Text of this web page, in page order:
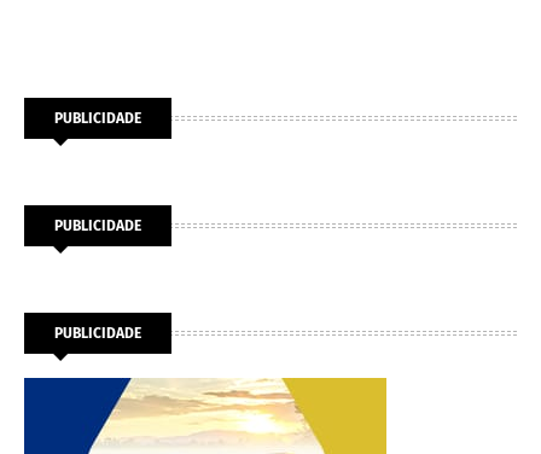
PUBLICIDADE
PUBLICIDADE
PUBLICIDADE